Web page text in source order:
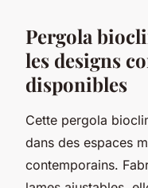
Pergola
les designs
disponibles
Cette pergola
dans des espaces
contemporains.